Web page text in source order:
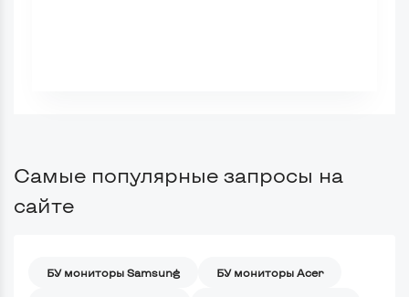
Самые популярные запросы на
сайте
БУ мониторы Samsung БУ мониторы Acer